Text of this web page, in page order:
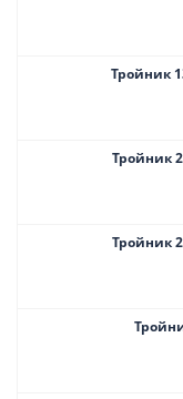
Тройник
Тройник
Тройник